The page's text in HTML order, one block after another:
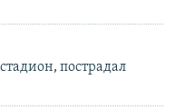
пострадал